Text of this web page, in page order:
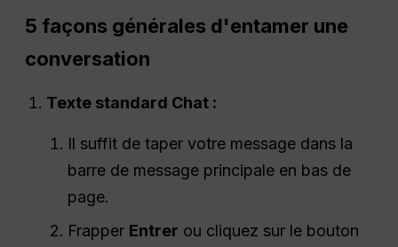
5 façons générales d'entamer une
conversation
Texte standard Chat :
Il suffit de taper votre message dans la
barre de message principale en bas de
page.
Frapper Entrer ou cliquez sur le bouton